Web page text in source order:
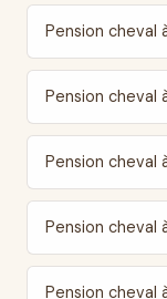
Pension cheval
Pension cheval
Pension cheval
Pension cheval
Pension cheval